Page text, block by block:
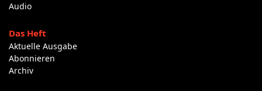
Audio
Das Heft
Aktuelle Ausgabe
Abonnieren
Archiv